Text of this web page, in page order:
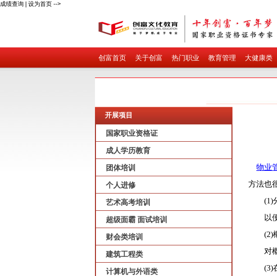
成绩查询 设为首页 -->
创富首页 关于创富 热门职业 教育管理 大健康类
开展项目
国家职业资格证
成人学历教育
团体培训
个人进修
艺术高考培训
超级面霸 面试培训
财会类培训
建筑工程类
计算机与外语类
物业
方法也
(1)分
以便
(2)概
对概
(3)在